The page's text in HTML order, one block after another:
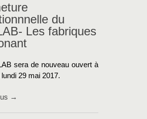
du
Les fabriques
sera de nouveau ouvert à
29 mai 2017.
→